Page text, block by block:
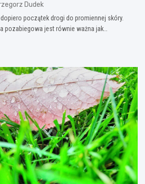
Dudek
początek drogi do promiennej skóry.
pozabiegowa jest równie ważna jak…